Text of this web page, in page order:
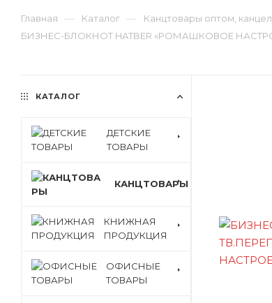
Главная — Каталог — Канцтовары оптом,
БИЗНЕС-БЛОКНОТ HATBER «РОМАШКОВОЕ
КАТАЛОГ
ДЕТСКИЕ
ТОВАРЫ
КАНЦТОВАРЫ
КНИЖНАЯ
ПРОДУКЦИЯ
ОФИСНЫЕ
ТОВАРЫ